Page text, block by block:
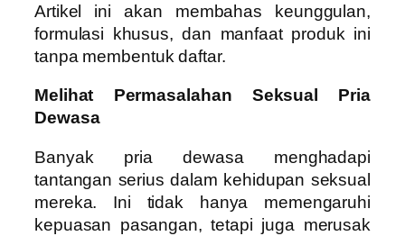
Artikel ini akan membahas keunggulan,
formulasi khusus, dan manfaat produk ini
tanpa membentuk daftar.
Melihat Permasalahan Seksual Pria
Dewasa
Banyak pria dewasa menghadapi
tantangan serius dalam kehidupan seksual
mereka. Ini tidak hanya memengaruhi
kepuasan pasangan, tetapi juga merusak